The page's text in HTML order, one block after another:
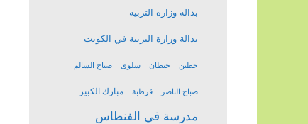
بدالة وزارة التربية
بدالة وزارة التربية في الكويت
حطين خيطان سلوى صباح السالم
صباح الناصر قرطبة مبارك الكبير
مدرسة في الفنطاس